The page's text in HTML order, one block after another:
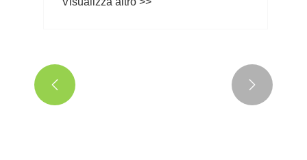
 